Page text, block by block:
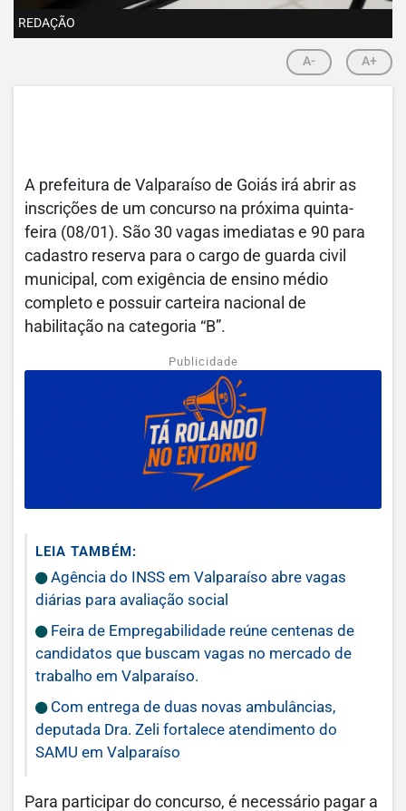
REDAÇÃO
A- A+
A prefeitura de Valparaíso de Goiás irá abrir as
inscrições de um concurso na próxima quinta-
feira (08/01). São 30 vagas imediatas e 90 para
cadastro reserva para o cargo de guarda civil
municipal, com exigência de ensino médio
completo e possuir carteira nacional de
habilitação na categoria “B”.
Publicidade
LEIA TAMBÉM:
Agência do INSS em Valparaíso abre vagas
diárias para avaliação social
Feira de Empregabilidade reúne centenas de
candidatos que buscam vagas no mercado de
trabalho em Valparaíso.
Com entrega de duas novas ambulâncias,
deputada Dra. Zeli fortalece atendimento do
SAMU em Valparaíso
Para participar do concurso, é necessário pagar a